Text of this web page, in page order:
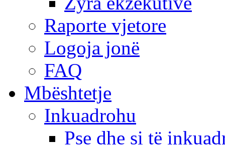
Raporte vjetore
Logoja jonë
FAQ
Mbështetje
Inkuadrohu
Pse dhe si të